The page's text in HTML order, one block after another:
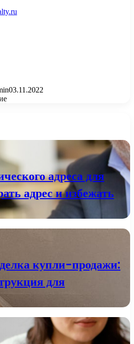
03.11.2022
адреса для
адрес и избежать
купли-продажи:
для